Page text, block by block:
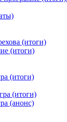
(итоги)
(итоги)
(итоги)
(итоги)
(анонс)